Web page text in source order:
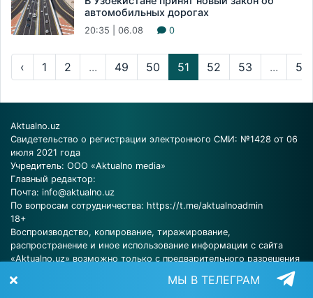
автомобильных дорогах
20:35 | 06.08 0
‹ 1 2 ... 49 50 51 52 53 ... 58
Aktualno.uz
Свидетельство о регистрации электронного СМИ: №1428 от 06
июля 2021 года
Учредитель: ООО «Aktualno media»
Главный редактор:
Почта: info@aktualno.uz
По вопросам сотрудничества: https://t.me/aktualnoadmin
18+
Воспроизводство, копирование, тиражирование,
распространение и иное использование информации с сайта
«Aktualno.uz» возможно только с предварительного разрешения
МЫ В ТЕЛЕГРАМ